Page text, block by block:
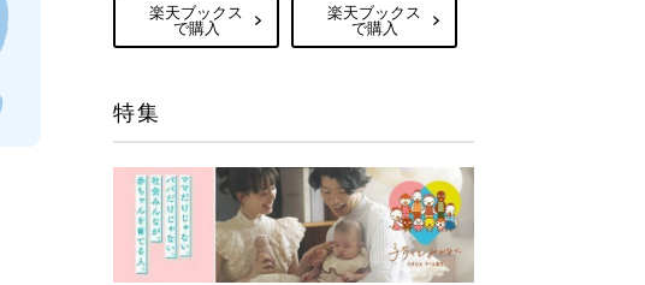
楽天ブックス
で購入
楽天ブックス
で購入
特集